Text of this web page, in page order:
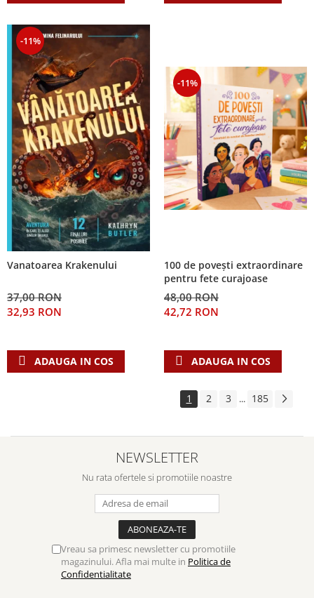
-11%
Vanatoarea Krakenului
37,00 RON
32,93 RON
ADAUGA IN COS
-11%
100 de povești extraordinare
pentru fete curajoase
48,00 RON
42,72 RON
ADAUGA IN COS
1 2 3 ... 185
NEWSLETTER
Nu rata ofertele si promotiile noastre
Vreau sa primesc newsletter cu promotiile
magazinului. Afla mai multe in Politica de
Confidentialitate